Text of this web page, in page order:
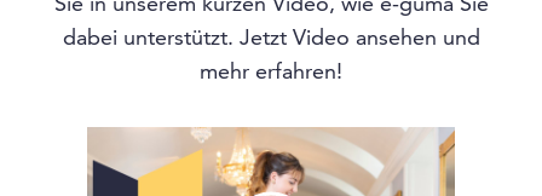
dabei unterstützt. Jetzt Video ansehen und
mehr erfahren!